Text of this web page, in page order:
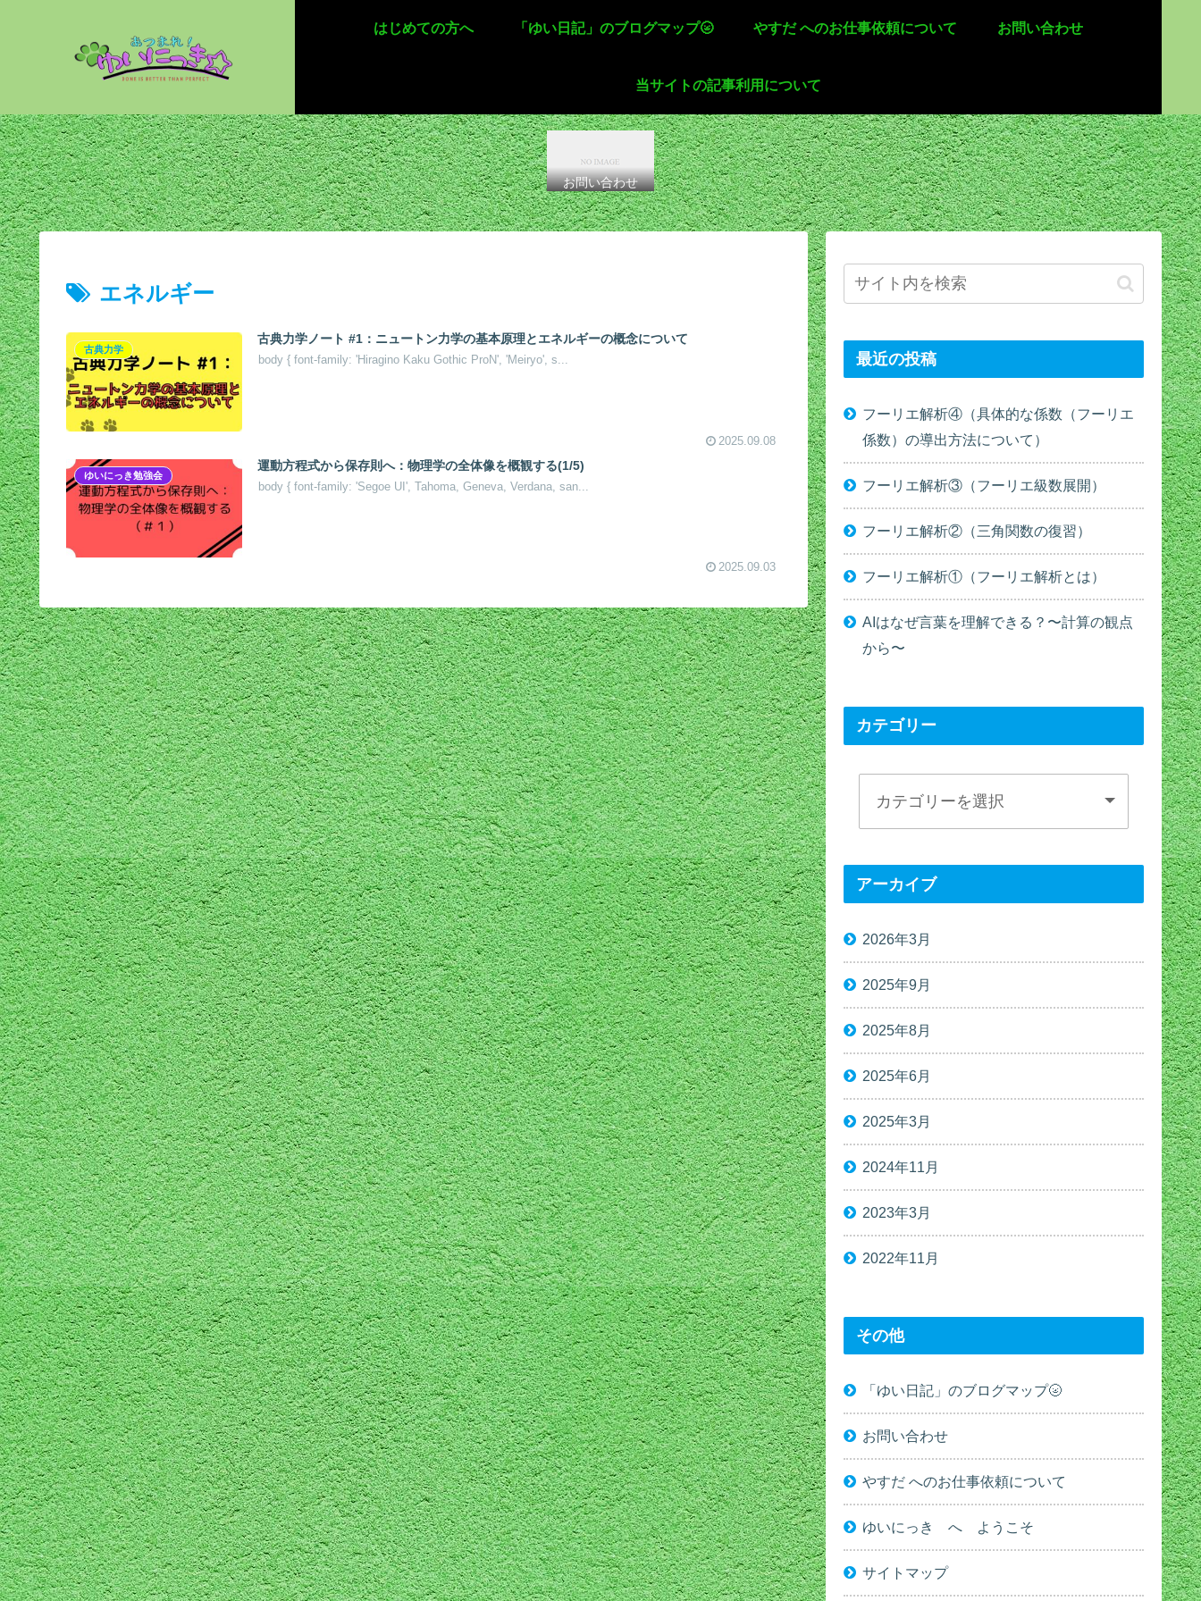
はじめての方へ 「ゆい日記」のブログマップ🌝 やすだ へのお仕事依頼について お問い合わせ
当サイトの記事利用について
お問い合わせ
エネルギー
古典力学
古典力学ノート #1：ニュートン力学の基本原理とエネルギーの概念について
body { font-family: 'Hiragino Kaku Gothic ProN', 'Meiryo', s...
2025.09.08
ゆいにっき勉強会
運動方程式から保存則へ：物理学の全体像を概観する(1/5)
body { font-family: 'Segoe UI', Tahoma, Geneva, Verdana, san...
2025.09.03
最近の投稿
フーリエ解析④（具体的な係数（フーリエ
係数）の導出方法について）
フーリエ解析③（フーリエ級数展開）
フーリエ解析②（三角関数の復習）
フーリエ解析①（フーリエ解析とは）
AIはなぜ言葉を理解できる？〜計算の観点
から〜
カテゴリー
アーカイブ
2026年3月
2025年9月
2025年8月
2025年6月
2025年3月
2024年11月
2023年3月
2022年11月
その他
「ゆい日記」のブログマップ🌝
お問い合わせ
やすだ へのお仕事依頼について
ゆいにっき へ ようこそ
サイトマップ